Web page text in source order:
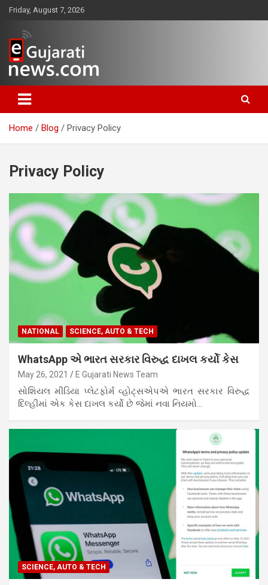
Skip
content
Friday, August 7, 2026
ગુજરાત તેમજ દેશ-વિદેશના ગુજરાતી
સમાચાર માટેનું વિશ્વસનીય ગુજરાતી
ન્યૂઝ પોર્ટલ
Home Blog Privacy Policy
Privacy Policy
NATIONAL SCIENCE, AUTO & TECH
WhatsApp એ ભારત સરકાર વિરુદ્ધ દાખલ કર્યો કેસ
May 26, 2021 E Gujarati News Team
સોશિયલ મીડિયા પ્લેટફોર્મ વ્હોટ્સએપએ ભારત સરકાર વિરુદ્ધ
દિલ્હીમાં એક કેસ દાખલ કર્યો છે જેમાં નવા નિયમો…
SCIENCE, AUTO & TECH